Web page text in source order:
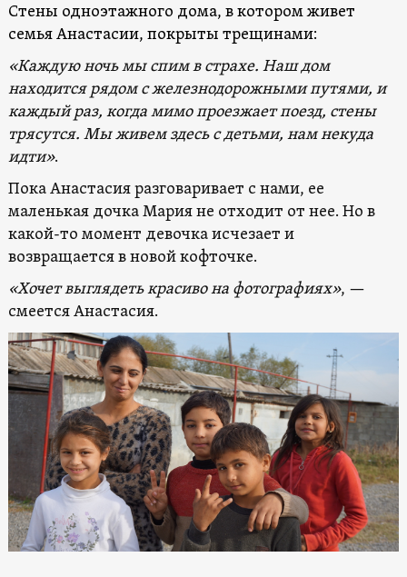
Стены одноэтажного дома, в котором живет
семья Анастасии, покрыты трещинами:
«Каждую ночь мы спим в страхе. Наш дом
находится рядом с железнодорожными путями, и
каждый раз, когда мимо проезжает поезд, стены
трясутся. Мы живем здесь с детьми, нам некуда
идти».
Пока Анастасия разговаривает с нами, ее
маленькая дочка Мария не отходит от нее. Но в
какой-то момент девочка исчезает и
возвращается в новой кофточке.
«Хочет выглядеть красиво на фотографиях», —
смеется Анастасия.